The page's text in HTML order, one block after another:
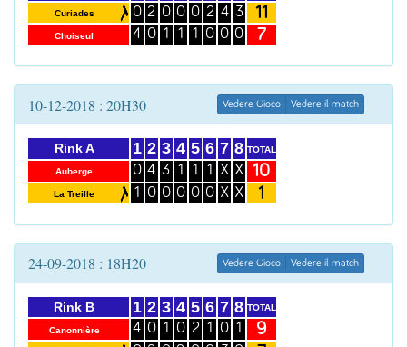
Curiades
Choiseul
0
4
2
0
0
1
0
1
0
1
2
0
4
0
3
0
11
7
10-12-2018 : 20H30 Vedere Gioco Vedere il match
Rink A
Auberge
La Treille
1
0
1
2
4
0
3
3
0
4
1
0
5
1
0
6
1
0
7
X
X
8
X
X
TOTAL
10
1
24-09-2018 : 18H20 Vedere Gioco Vedere il match
Rink B
Canonnière
1
4
2
0
3
1
4
0
5
2
6
1
7
0
8
1
TOTAL
9